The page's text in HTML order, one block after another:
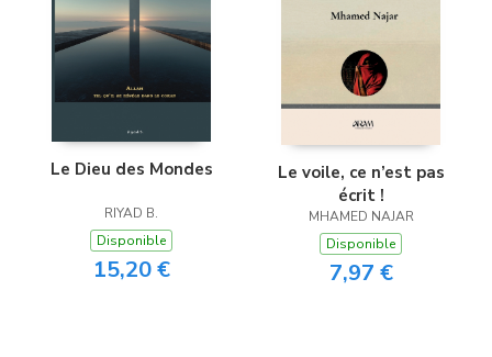
Le Dieu des Mondes
RIYAD B.
Disponible
15,20 €
Le voile, ce n’est pas
écrit !
MHAMED NAJAR
Disponible
7,97 €